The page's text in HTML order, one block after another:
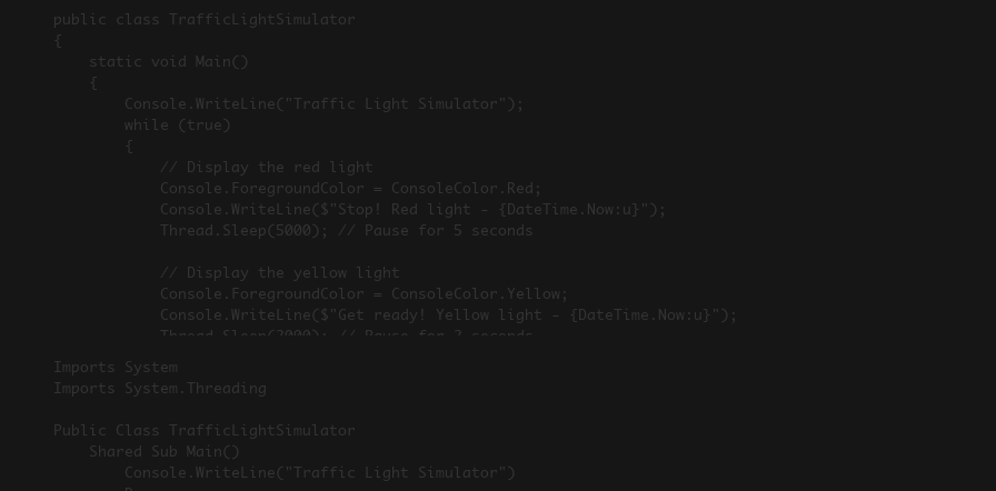
public class TrafficLightSimulator
{
            // Display the green light
            Console.ForegroundColor = ConsoleColor.Green;
Imports System
Imports System.Threading
Public Class TrafficLightSimulator